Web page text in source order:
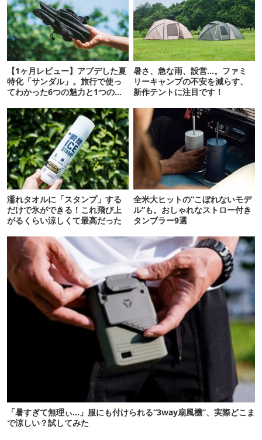
【1ヶ月レビュー】アプデした夏
特化「サンダル」。旅行で使っ
てわかった6つの魅力と1つの注
暑さ、急な雨、設営…。ファミ
リーキャンプの不安を減らす、
新作テントに注目です！
濡れタオルに「スタンプ」する
だけで氷ができる！これ飛び上
がるくらい涼しくて最高だった
全米大ヒットの“こぼれないモデ
ル”も。おしゃれなストロー付き
タンブラー9選
「暑すぎて無理ぃ…」服にも付けられる“3way扇風機”、実際どこま
で涼しい？試してみた